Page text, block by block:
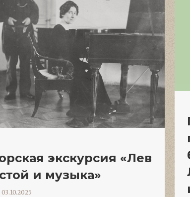
экскурсия «Лев
и музыка»
03.10.2025